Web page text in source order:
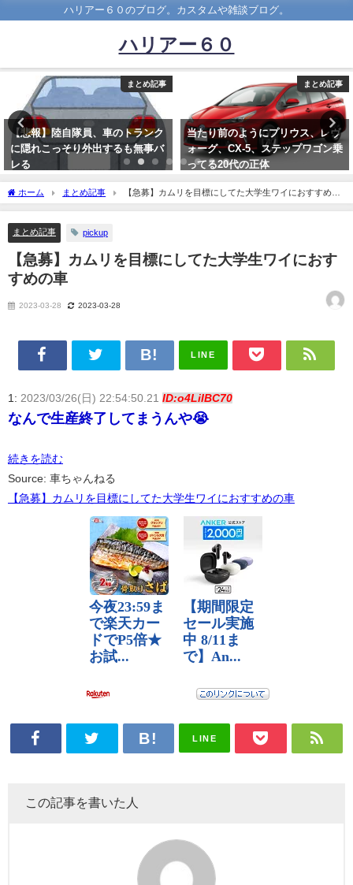
ハリアー６０のブログ。カスタムや雑談ブログ。
ハリアー６０
まとめ記事
当たり前のようにプリウス、レヴ
ォーグ、CX-5、ステップワゴン乗
ってる20代の正体
wwwwwwwwwwwwwwwwww
まとめ記事
2022年『ムーヴ』モデルチェンジ
でe-SMART HYBRID搭載か、ダ
イハツが軽自動車向け本格ハイブ
リッド予告
ホーム まとめ記事
【急募】カムリを目標にしてた大学生ワイにおすすめの
車
まとめ記事 pickup
【急募】カムリを目標にしてた大学生ワイにおす
すめの車
2023-03-28 2023-03-28
LINE
1: 2023/03/26(日) 22:54:50.21 ID:o4LiIBC70
なんで生産終了してまうんや😭
続きを読む
Source: 車ちゃんねる
【急募】カムリを目標にしてた大学生ワイにおすすめの車
LINE
この記事を書いた人